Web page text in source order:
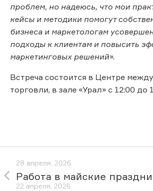
проблем, но надеюсь, что мои
кейсы и методики помогут
бизнеса и маркетологам
подходы к клиентам и повысить
маркетинговых решений».
Встреча состоится в Центре
торговли, в зале «Урал» с 12:00 до
28 апреля, 2026
Работа в майские
22 апреля, 2026